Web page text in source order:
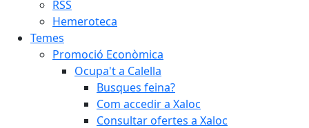
RSS
Hemeroteca
Temes
Promoció Econòmica
Ocupa't a Calella
Busques feina?
Com accedir a Xaloc
Consultar ofertes a Xaloc